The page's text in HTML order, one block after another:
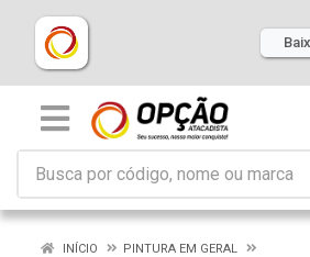
INÍCIO
PINTURA EM GERAL